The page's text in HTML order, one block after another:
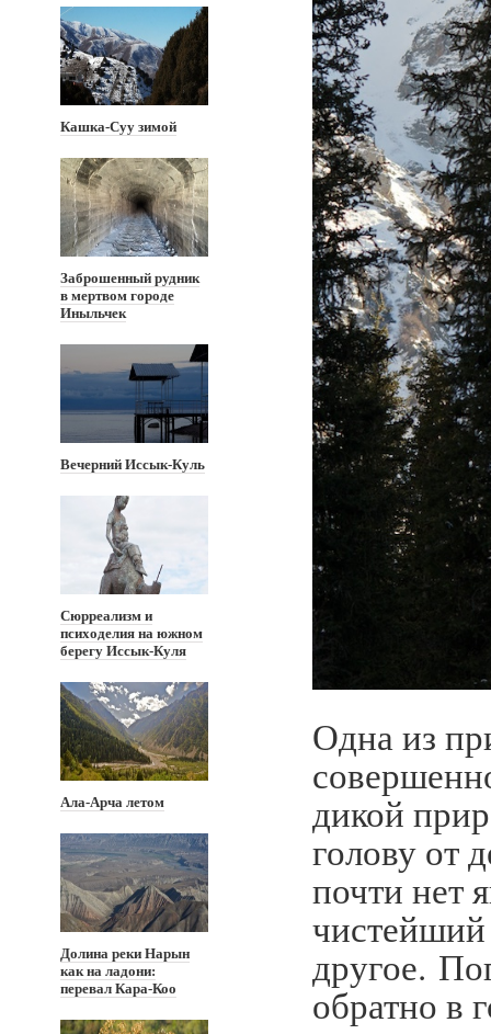
Кашка-Суу зимой
Заброшенный рудник
в мертвом городе
Иныльчек
Вечерний Иссык-Куль
Сюрреализм и
психоделия на южном
берегу Иссык-Куля
Ала-Арча летом
Долина реки Нарын
как на ладони:
перевал Кара-Коо
Одна из
дикой
голову от
почти нет
другое.
обратно в